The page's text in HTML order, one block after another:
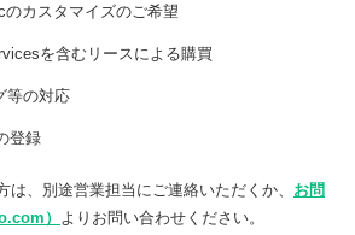
カスタマイズのご希望
を含むリースによる購買
等の対応
登録
は、別途営業担当にご連絡いただくか、 お問
）
よりお問い合わせください。